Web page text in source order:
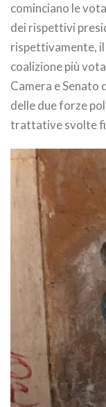
cominciano le
dei rispettivi
rispettivamente,
coalizione più
Camera e
delle due forze
trattative svolte